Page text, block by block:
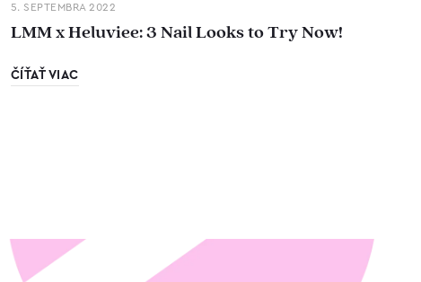
5. SEPTEMBRA 2022
LMM x Heluviee: 3 Nail Looks to Try Now!
ČÍŤAŤ VIAC